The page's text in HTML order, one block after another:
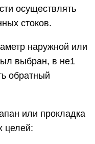
осуществлять
стоков.
наружной или
выбран, в не1
обратный
или прокладка
целей: